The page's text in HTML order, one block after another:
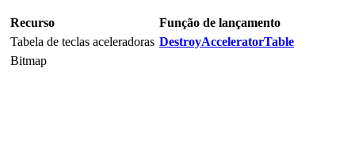
Recurso
Função de lançamento
Tabela de teclas aceleradoras DestroyAcceleratorTable
Bitmap